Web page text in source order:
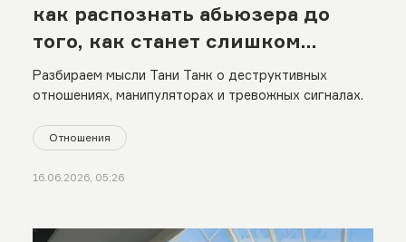
как распознать абьюзера до
того, как станет слишком
поздно
Разбираем мысли Тани Танк о деструктивных
отношениях, манипуляторах и тревожных сигналах.
Отношения
16.06.2026, 05:26